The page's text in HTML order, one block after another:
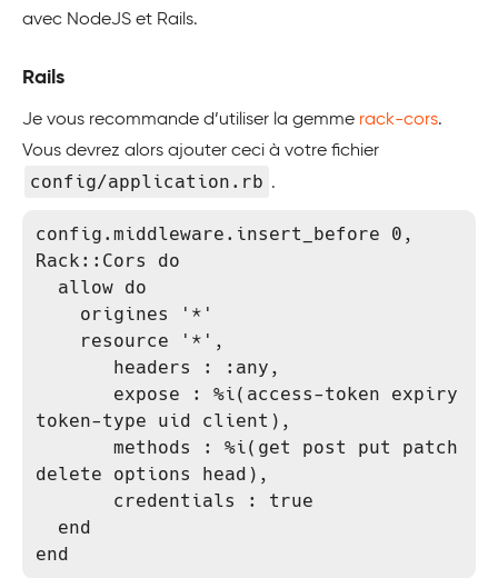
avec NodeJS et Rails.
Rails
Je vous recommande d’utiliser la gemme rack-cors.
Vous devrez alors ajouter ceci à votre fichier
config/application.rb .
config.middleware.insert_before 0,
Rack::Cors do
token-type uid client),
delete options head),
end